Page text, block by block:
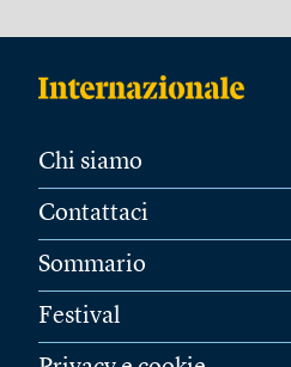
Chi siamo
Contattaci
Sommario
Festival